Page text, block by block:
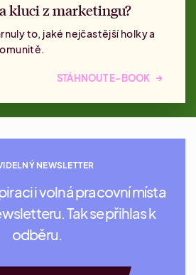
kluci z marketingu?
to, jaké nejčastější holky a
STÁHNOUT E-BOOK →
NEWSLETTER
i volná pracovní místa
Tak se přihlas k
odběru.